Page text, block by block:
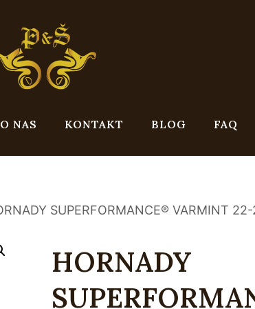
O NAS KONTAKT BLOG FAQ
SUPERFORMANCE® VARMINT
HORNADY